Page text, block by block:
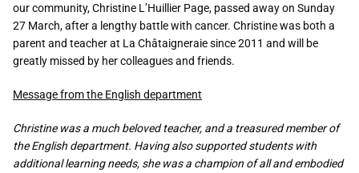
our community, Christine L’Huillier Page, passed away on Sunday
27 March, after a lengthy battle with cancer. Christine was both a
parent and teacher at La Châtaigneraie since 2011 and will be
greatly missed by her colleagues and friends.
Message from the English department
Christine was a much beloved teacher, and a treasured member of
the English department. Having also supported students with
additional learning needs, she was a champion of all and embodied